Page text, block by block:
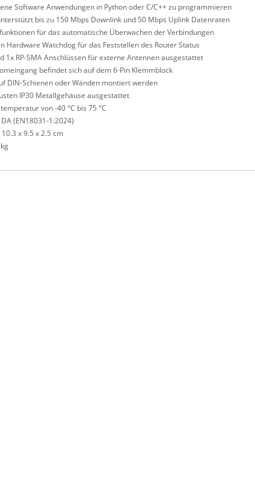
Software Anwendungen in Python oder C/C++ zu programmieren
bis zu 150 Mbps Downlink und 50 Mbps Uplink Datenraten
für das automatische Überwachen der Verbindungen
Hardware Watchdog für das Feststellen des Router Status
1x RP-SMA Anschlüssen für externe Antennen ausgestattet
befindet sich auf dem 6-Pin Klemmblock
DIN-Schienen oder Wänden montiert werden
IP30 Metallgehäuse ausgestattet
von -40 °C bis 75 °C
(EN18031-1:2024)
x 9.5 x 2.5 cm